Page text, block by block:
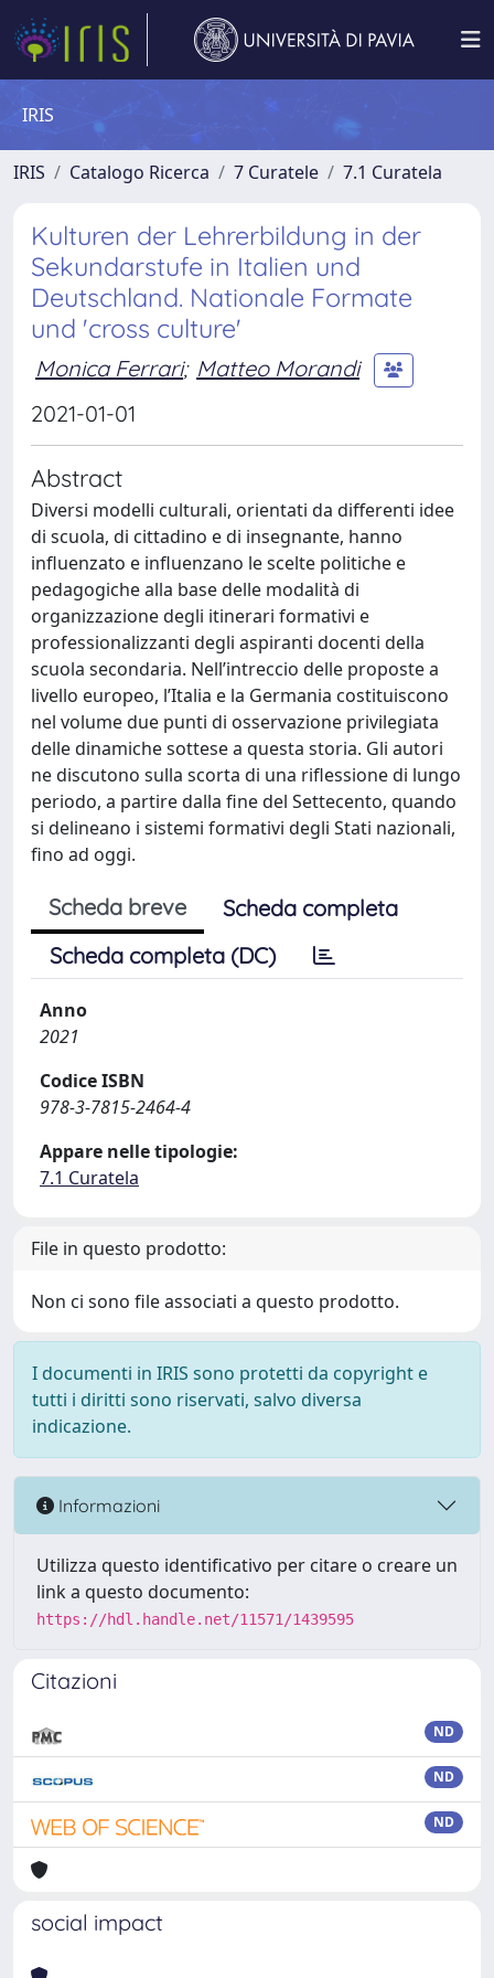
IRIS
IRIS Catalogo Ricerca 7 Curatele 7.1 Curatela
Kulturen der Lehrerbildung in der
Sekundarstufe in Italien und
Deutschland. Nationale Formate
und 'cross culture'
Monica Ferrari; Matteo Morandi
2021-01-01
Abstract
Diversi modelli culturali, orientati da differenti idee
di scuola, di cittadino e di insegnante, hanno
influenzato e influenzano le scelte politiche e
pedagogiche alla base delle modalità di
organizzazione degli itinerari formativi e
professionalizzanti degli aspiranti docenti della
scuola secondaria. Nell’intreccio delle proposte a
livello europeo, l’Italia e la Germania costituiscono
nel volume due punti di osservazione privilegiata
delle dinamiche sottese a questa storia. Gli autori
ne discutono sulla scorta di una riflessione di lungo
periodo, a partire dalla fine del Settecento, quando
si delineano i sistemi formativi degli Stati nazionali,
fino ad oggi.
Scheda breve
Scheda completa
Scheda completa (DC)
Anno
2021
Codice ISBN
978-3-7815-2464-4
Appare nelle tipologie:
7.1 Curatela
File in questo prodotto:
Non ci sono file associati a questo prodotto.
I documenti in IRIS sono protetti da copyright e
tutti i diritti sono riservati, salvo diversa
indicazione.
Informazioni
Utilizza questo identificativo per citare o creare un
link a questo documento:
https://hdl.handle.net/11571/1439595
Citazioni
ND
ND
ND
social impact